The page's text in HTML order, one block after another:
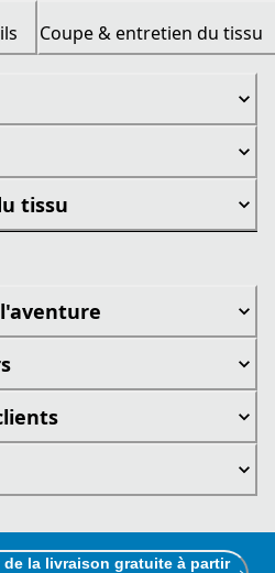
Coupe & entretien du tissu
tissu
la livraison gratuite à partir